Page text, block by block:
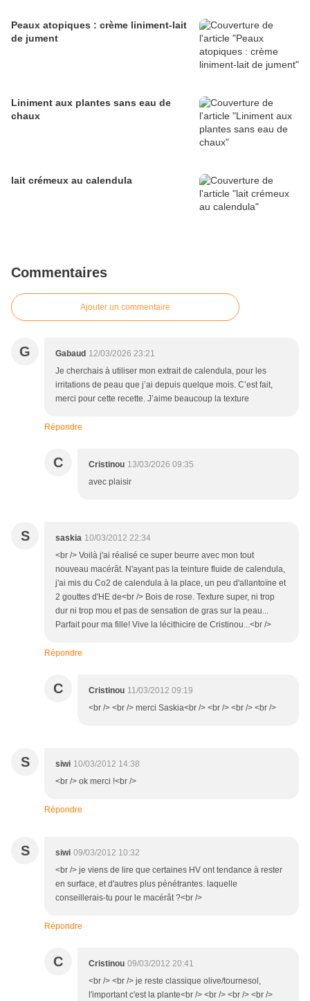
Peaux atopiques : crème liniment-lait
de jument
Liniment aux plantes sans eau de
chaux
lait crémeux au calendula
Commentaires
Ajouter un commentaire
G Gabaud 12/03/2026 23:21
Je cherchais à utiliser mon extrait de calendula, pour les
irritations de peau que j’ai depuis quelque mois. C’est fait,
merci pour cette recette. J’aime beaucoup la texture
Répondre
C Cristinou 13/03/2026 09:35
avec plaisir
S saskia 10/03/2012 22:34
<br /> Voilà j'ai réalisé ce super beurre avec mon tout
nouveau macérât. N'ayant pas la teinture fluide de calendula,
j'ai mis du Co2 de calendula à la place, un peu d'allantoïne et
2 gouttes d'HE de<br /> Bois de rose. Texture super, ni trop
dur ni trop mou et pas de sensation de gras sur la peau...
Parfait pour ma fille! Vive la lécithicire de Cristinou...<br />
Répondre
C Cristinou 11/03/2012 09:19
<br /> <br /> merci Saskia<br /> <br /> <br /> <br />
S siwi 10/03/2012 14:38
<br /> ok merci !<br />
Répondre
S siwi 09/03/2012 10:32
<br /> je viens de lire que certaines HV ont tendance à rester
en surface, et d'autres plus pénétrantes. laquelle
conseillerais-tu pour le macérât ?<br />
Répondre
C Cristinou 09/03/2012 20:41
<br /> <br /> je reste classique olive/tournesol,
l'important c'est la plante<br /> <br /> <br /> <br />